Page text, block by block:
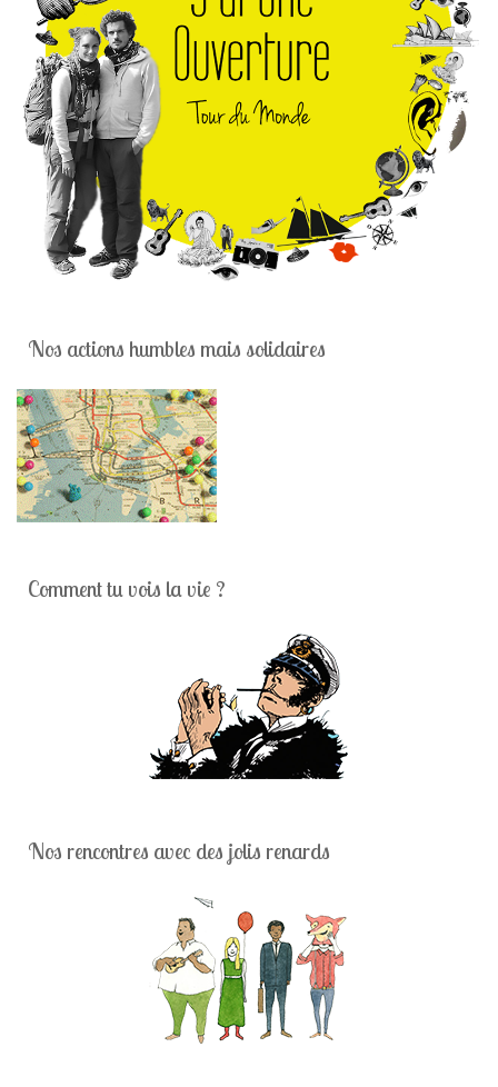
Nos actions humbles mais solidaires
Comment tu vois la vie ?
Nos rencontres avec des jolis renards